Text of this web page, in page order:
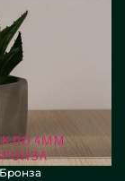
Бронза